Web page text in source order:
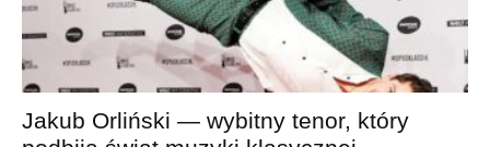
Jakub Orliński — wybitny tenor, który